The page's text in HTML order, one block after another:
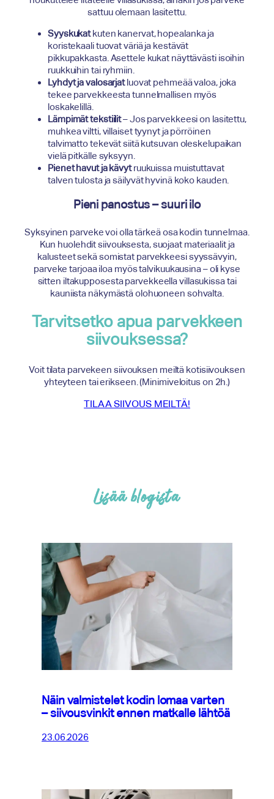
sattuu olemaan lasitettu.
Syyskukatkuten kanervat, hopealanka ja
koristekaali tuovat väriä ja kestävät
pikkupakkasta. Asettele kukat näyttävästi isoihin
ruukkuihin tai ryhmiin.
Lyhdyt ja valosarjatluovat pehmeää valoa, joka
tekee parvekkeesta tunnelmallisen myös
loskakelillä.
Lämpimät tekstiilit– Jos parvekkeesi on lasitettu,
muhkea viltti, villaiset tyynyt ja pörröinen
talvimatto tekevät siitä kutsuvan oleskelupaikan
vielä pitkälle syksyyn.
Pienet havut ja kävytruukuissa muistuttavat
talven tulosta ja säilyvät hyvinä koko kauden.
Pieni panostus – suuri ilo
Syksyinen parveke voi olla tärkeä osa kodin tunnelmaa.
Kun huolehdit siivouksesta, suojaat materiaalit ja
kalusteet sekä somistat parvekkeesi syyssävyin,
parveke tarjoaa iloa myös talvikuukausina – oli kyse
sitten iltakupposesta parvekkeella villasukissa tai
kauniista näkymästä olohuoneen sohvalta.
Tarvitsetko apua parvekkeen
siivouksessa?
Voit tilata parvekeen siivouksen meiltä kotisiivouksen
yhteyteen tai erikseen. (Minimiveloitus on 2h.)
TILAA SIIVOUS MEILTÄ!
Lisää blogista
Näin valmistelet kodin lomaa varten
– siivousvinkit ennen matkalle lähtöä
23.06.2026